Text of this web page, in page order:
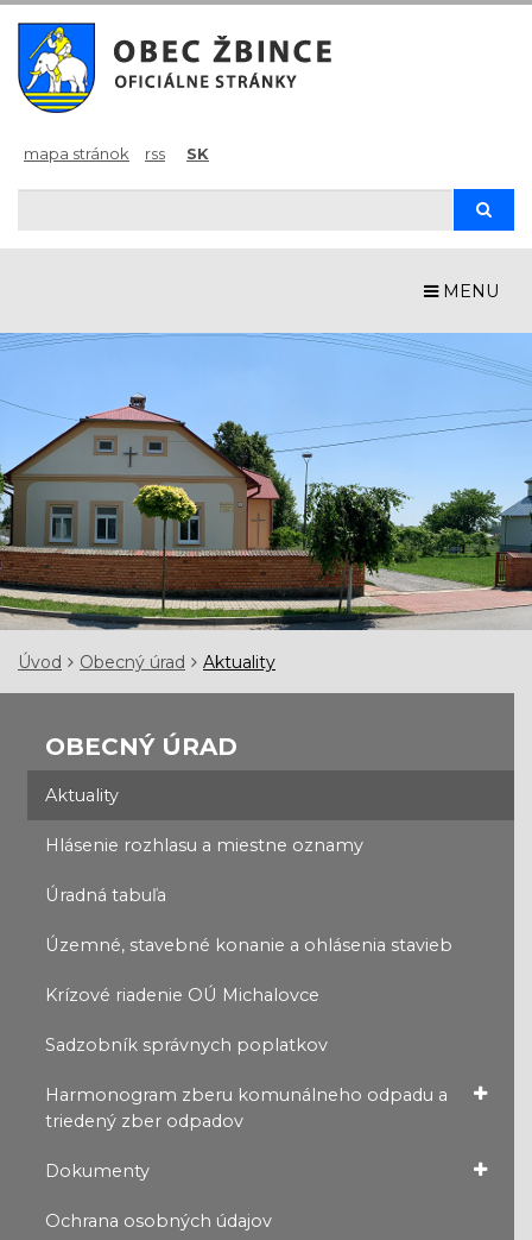
mapa stránok rss SK
MENU
Úvod Obecný úrad Aktuality
OBECNÝ ÚRAD
Aktuality
Hlásenie rozhlasu a miestne oznamy
Úradná tabuľa
Územné, stavebné konanie a ohlásenia stavieb
Krízové riadenie OÚ Michalovce
Sadzobník správnych poplatkov
Harmonogram zberu komunálneho odpadu a
triedený zber odpadov
Dokumenty
Ochrana osobných údajov